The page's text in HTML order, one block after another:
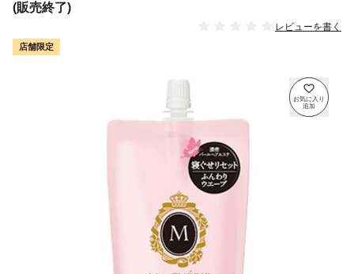
(販売終了)
レビューを書く
店舗限定